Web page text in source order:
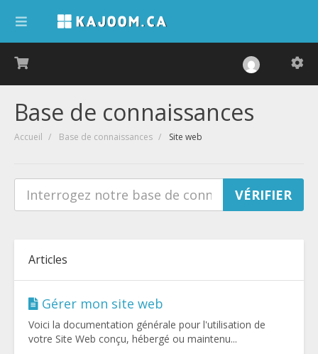
Base de connaissances
Accueil Base de connaissances Site web
Articles
Gérer mon site web
Voici la documentation générale pour l'utilisation de
votre Site Web conçu, hébergé ou maintenu...